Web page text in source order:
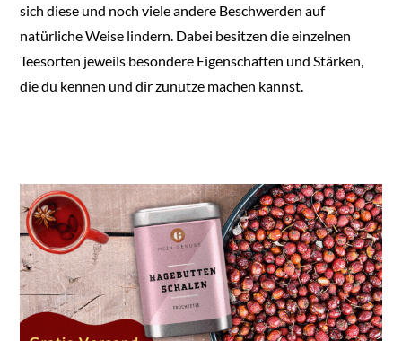
sich diese und noch viele andere Beschwerden auf
natürliche Weise lindern. Dabei besitzen die einzelnen
Teesorten jeweils besondere Eigenschaften und Stärken,
die du kennen und dir zunutze machen kannst.